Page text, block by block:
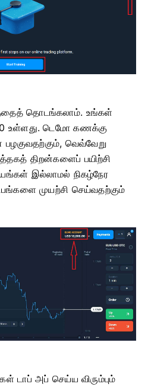
தொடங்கலாம். உங்கள்
உள்ளது. டெமோ கணக்கு
வெவ்வேறு
திறன்களைப் பயிற்சி
இல்லாமல் நிகழ்நேர
முயற்சி செய்வதற்கும்
டாப் அப் செய்ய விரும்பும்